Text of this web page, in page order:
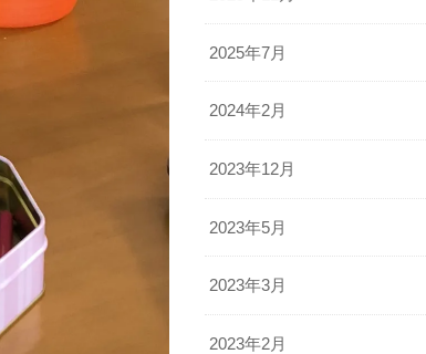
2025年7月
2024年2月
2023年12月
2023年5月
2023年3月
2023年2月